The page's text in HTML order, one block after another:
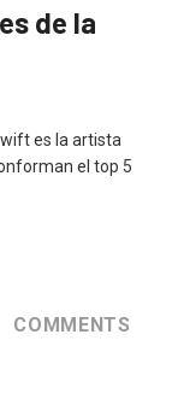
de la
es la artista
el top 5
COMMENTS